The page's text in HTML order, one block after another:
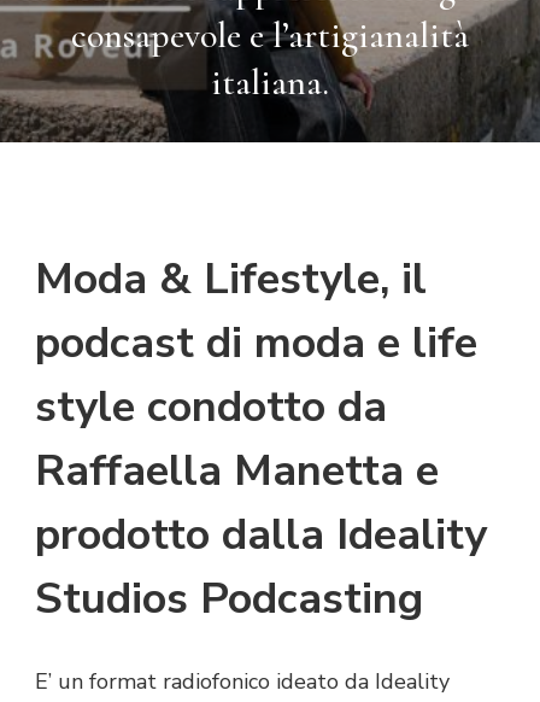
consapevole e l’artigianalità
italiana.
Moda & Lifestyle, il
podcast di moda e life
style condotto da
Raffaella Manetta e
prodotto dalla Ideality
Studios Podcasting
E’ un format radiofonico ideato da Ideality